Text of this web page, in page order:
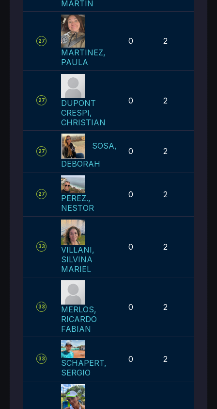
MARTIN
27
MARTINEZ,
PAULA
0 2
27
DUPONT
CRESPI,
CHRISTIAN
0 2
27
SOSA,
DEBORAH
0 2
27
PEREZ.,
NESTOR
0 2
33
VILLANI,
SILVINA
MARIEL
0 2
33
MERLOS,
RICARDO
FABIAN
0 2
33
SCHAPERT,
SERGIO
0 2